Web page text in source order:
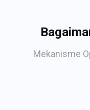
Mekanisme